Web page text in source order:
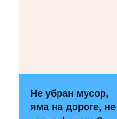
Не убран мусор,
яма на дороге, не